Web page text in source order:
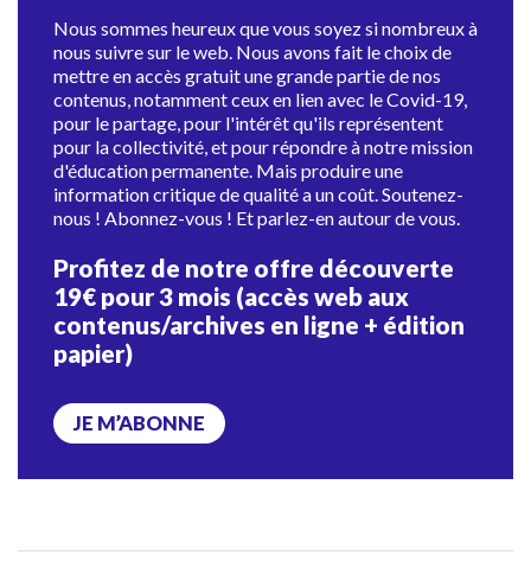
Nous sommes heureux que vous soyez si nombreux à
nous suivre sur le web. Nous avons fait le choix de
mettre en accès gratuit une grande partie de nos
contenus, notamment ceux en lien avec le Covid-19,
pour le partage, pour l'intérêt qu'ils représentent
pour la collectivité, et pour répondre à notre mission
d'éducation permanente. Mais produire une
information critique de qualité a un coût. Soutenez-
nous ! Abonnez-vous ! Et parlez-en autour de vous.
Profitez de notre offre découverte
19€ pour 3 mois (accès web aux
contenus/archives en ligne + édition
papier)
JE M’ABONNE